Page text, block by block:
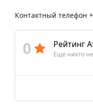
Контактный телефон
0 Рейтинг
Еще никто